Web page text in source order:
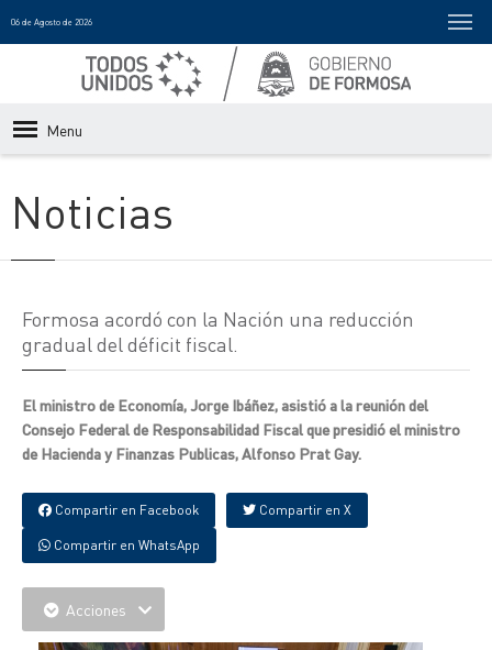
06 de Agosto de 2026
Menu
Noticias
Formosa acordó con la Nación una reducción
gradual del déficit fiscal.
El ministro de Economía, Jorge Ibáñez, asistió a la reunión del
Consejo Federal de Responsabilidad Fiscal que presidió el ministro
de Hacienda y Finanzas Publicas, Alfonso Prat Gay.
Compartir en Facebook Compartir en X
Compartir en WhatsApp
Acciones